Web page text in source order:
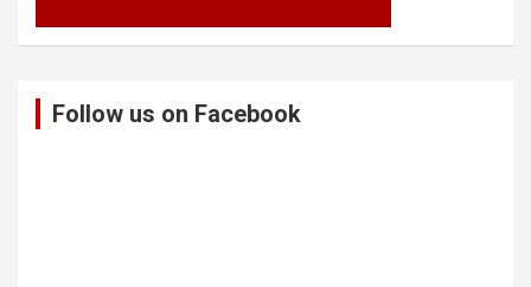
Follow us on Facebook